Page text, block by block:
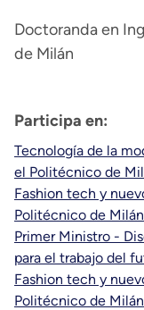
Doctoranda en
de Milán
Participa en:
Tecnología de la
el Politécnico de
Fashion tech y
Politécnico de Milán
Primer Ministro -
para el trabajo del
Fashion tech y
Politécnico de Milán